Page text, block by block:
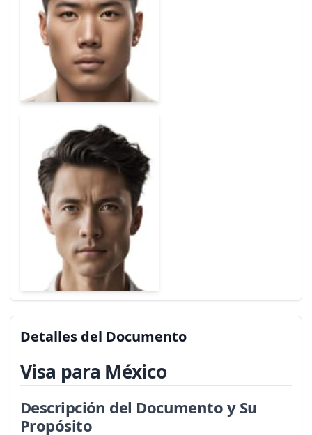
Detalles del Documento
Visa para México
Descripción del Documento y Su
Propósito